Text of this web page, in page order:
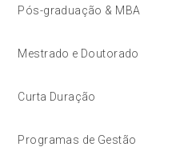
Pós-graduação & MBA
Mestrado e Doutorado
Curta Duração
Programas de Gestão